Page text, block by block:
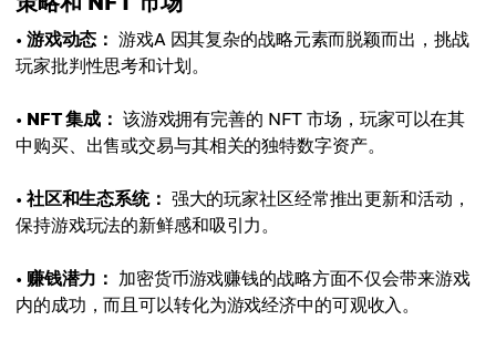
• 游戏动态： 游戏A 因其复杂的战略元素而脱颖而出，挑战
玩家批判性思考和计划。
• NFT 集成： 该游戏拥有完善的 NFT 市场，玩家可以在其
中购买、出售或交易与其相关的独特数字资产。
• 社区和生态系统： 强大的玩家社区经常推出更新和活动，
保持游戏玩法的新鲜感和吸引力。
• 赚钱潜力： 加密货币游戏赚钱的战略方面不仅会带来游戏
内的成功，而且可以转化为游戏经济中的可观收入。